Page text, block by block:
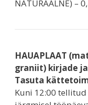
NATURAALNE) –
HAUAPLAAT
graniit) kirjade
Tasuta
Kuni 12:00